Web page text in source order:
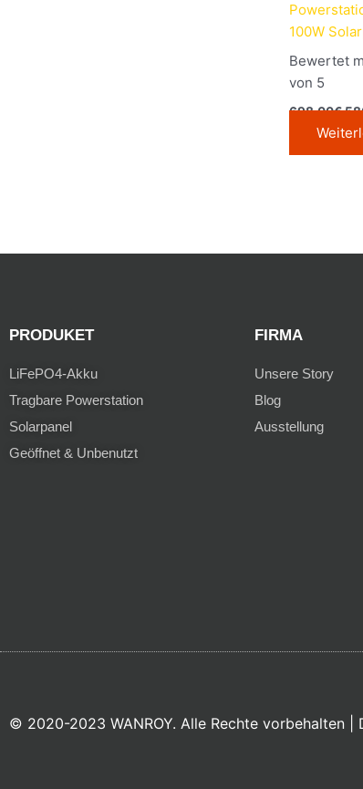
100W
Bewertet
von 5
698,00€
PRODUKET
LiFePO4-Akku
Tragbare Powerstation
Solarpanel
Geöffnet & Unbenutzt
FIRMA
Unsere Story
Blog
Ausstellung
© 2020-2023 WANROY. Alle Rechte vorbehalten |